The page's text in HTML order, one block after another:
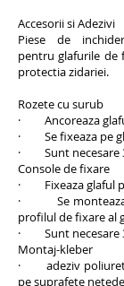
Accesorii si Adezivi
Piese de
pentru glafurile de
protectia zidariei.
Rozete cu surub
· Ancoreaza
· Se fixeaza pe
· Sunt necesare
Console de fixare
· Fixeaza glaful
· Se monteaza
profilul de fixare al
· Sunt necesare
Montaj-kleber
· adeziv
pe suprafete netede